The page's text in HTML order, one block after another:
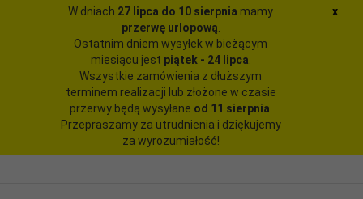
W dniach 27 lipca do 10 sierpnia mamy
przerwę urlopową.
Ostatnim dniem wysyłek w bieżącym
miesiącu jest piątek - 24 lipca.
Wszystkie zamówienia z dłuższym
terminem realizacji lub złożone w czasie
przerwy będą wysyłane od 11 sierpnia.
Przepraszamy za utrudnienia i dziękujemy
za wyrozumiałość!
x